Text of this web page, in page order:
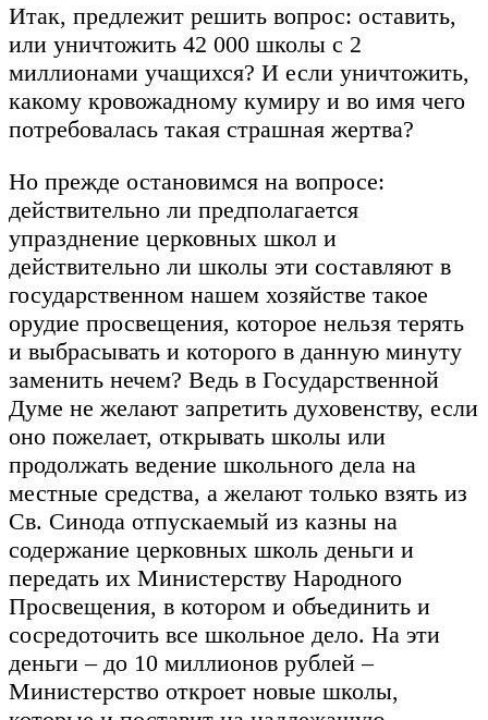
Итак, предлежит решить вопрос: оставить,
или уничтожить 42 000 школы с 2
миллионами учащихся? И если уничтожить,
какому кровожадному кумиру и во имя чего
потребовалась такая страшная жертва?
Но прежде остановимся на вопросе:
действительно ли предполагается
упразднение церковных школ и
действительно ли школы эти составляют в
государственном нашем хозяйстве такое
орудие просвещения, которое нельзя терять
и выбрасывать и которого в данную минуту
заменить нечем? Ведь в Государственной
Думе не желают запретить духовенству, если
оно пожелает, открывать школы или
продолжать ведение школьного дела на
местные средства, а желают только взять из
Св. Синода отпускаемый из казны на
содержание церковных школь деньги и
передать их Министерству Народного
Просвещения, в котором и объединить и
сосредоточить все школьное дело. На эти
деньги – до 10 миллионов рублей –
Министерство откроет новые школы,